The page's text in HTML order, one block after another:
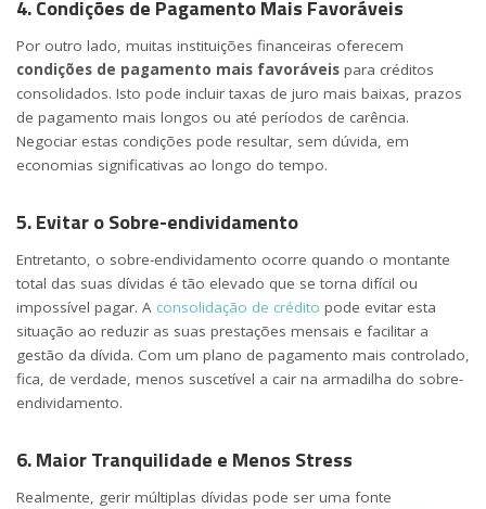
4. Condições de Pagamento Mais Favoráveis
Por outro lado, muitas instituições financeiras oferecem
condições de pagamento mais favoráveis para créditos
consolidados. Isto pode incluir taxas de juro mais baixas, prazos
de pagamento mais longos ou até períodos de carência.
Negociar estas condições pode resultar, sem dúvida, em
economias significativas ao longo do tempo.
5. Evitar o Sobre-endividamento
Entretanto, o sobre-endividamento ocorre quando o montante
total das suas dívidas é tão elevado que se torna difícil ou
impossível pagar. A consolidação de crédito pode evitar esta
situação ao reduzir as suas prestações mensais e facilitar a
gestão da dívida. Com um plano de pagamento mais controlado,
fica, de verdade, menos suscetível a cair na armadilha do sobre-
endividamento.
6. Maior Tranquilidade e Menos Stress
Realmente, gerir múltiplas dívidas pode ser uma fonte